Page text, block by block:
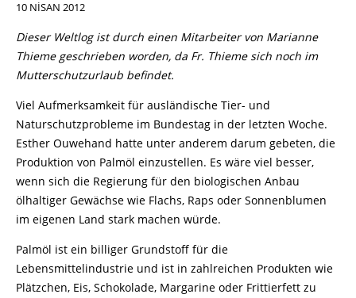
10 NISAN 2012
Dieser Weltlog ist durch einen Mitarbeiter von Marianne
Thieme geschrieben worden, da Fr. Thieme sich noch im
Mutterschutzurlaub befindet.
Viel Aufmerksamkeit für ausländische Tier- und
Naturschutzprobleme im Bundestag in der letzten Woche.
Esther Ouwehand hatte unter anderem darum gebeten, die
Produktion von Palmöl einzustellen. Es wäre viel besser,
wenn sich die Regierung für den biologischen Anbau
ölhaltiger Gewächse wie Flachs, Raps oder Sonnenblumen
im eigenen Land stark machen würde.
Palmöl ist ein billiger Grundstoff für die
Lebensmittelindustrie und ist in zahlreichen Produkten wie
Plätzchen, Eis, Schokolade, Margarine oder Frittierfett zu